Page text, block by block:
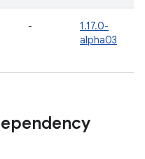
-
1.17.0-
alpha03